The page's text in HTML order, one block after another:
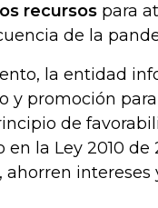
los recursos para
de la
la entidad
y promoción
de
la Ley 2010 de
ahorren